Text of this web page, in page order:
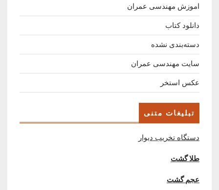
اموزش مهندسی عمران
دانلود کتاب
دسته‌بندی نشده
سایت مهندسی عمران
عکس استخر
تبلیغات متنی
دستگاه تخریب دیوار
طلا گشت
عجم گشت